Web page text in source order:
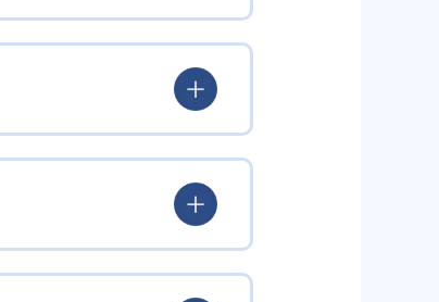
児期に重要な記憶力、集
る。
に合わせた指導を行う。
記憶力や集中力の土台を